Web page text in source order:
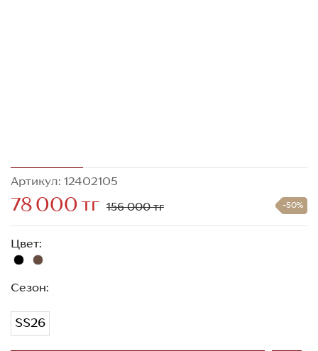
Артикул: 12402105
78 000 тг 156 000 тг -50%
Цвет:
Сезон:
SS26